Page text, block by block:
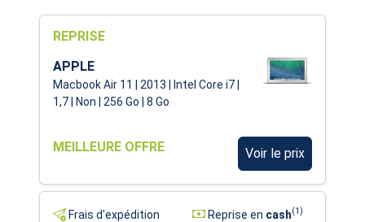
REPRISE
APPLE
Macbook Air 11 | 2013 | Intel Core i7 |
1,7 | Non | 256 Go | 8 Go
MEILLEURE OFFRE Voir le prix
Frais d'expédition
Reprise en cash(1)